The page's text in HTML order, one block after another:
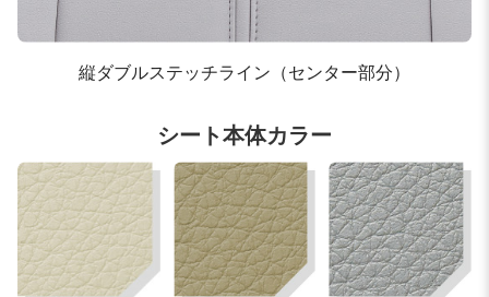
縦ダブルステッチライン（センター部分）
シート本体カラー